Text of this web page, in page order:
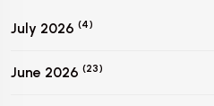
July 2026 (4)
June 2026 (23)